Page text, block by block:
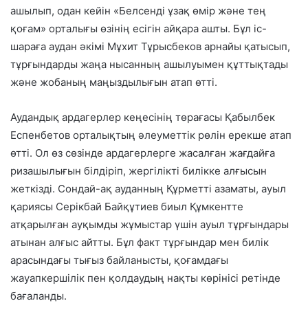
ашылып, одан кейін «Белсенді ұзақ өмір және тең
қоғам» орталығы өзінің есігін айқара ашты. Бұл іс-
шараға аудан әкімі Мұхит Тұрысбеков арнайы қатысып,
тұрғындарды жаңа нысанның ашылуымен құттықтады
және жобаның маңыздылығын атап өтті.
Аудандық ардагерлер кеңесінің төрағасы Қабылбек
Еспенбетов орталықтың әлеуметтік рөлін ерекше атап
өтті. Ол өз сөзінде ардагерлерге жасалған жағдайға
ризашылығын білдіріп, жергілікті билікке алғысын
жеткізді. Сондай-ақ ауданның Құрметті азаматы, ауыл
қариясы Серікбай Байқұтиев биыл Құмкентте
атқарылған ауқымды жұмыстар үшін ауыл тұрғындары
атынан алғыс айтты. Бұл факт тұрғындар мен билік
арасындағы тығыз байланысты, қоғамдағы
жауапкершілік пен қолдаудың нақты көрінісі ретінде
бағаланды.